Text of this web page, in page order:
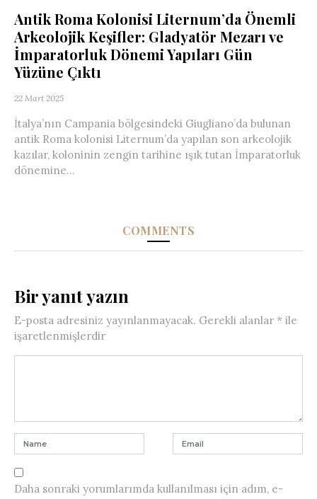
Antik Roma Kolonisi Liternum’da Önemli
Arkeolojik Keşifler: Gladyatör Mezarı ve
İmparatorluk Dönemi Yapıları Gün
Yüzüne Çıktı
22 Mart 2025
İtalya’nın Campania bölgesindeki Giugliano’da bulunan
antik Roma kolonisi Liternum’da yapılan son arkeolojik
kazılar, koloninin zengin tarihine ışık tutan İmparatorluk
dönemine...
COMMENTS
Bir yanıt yazın
E-posta adresiniz yayınlanmayacak. Gerekli alanlar * ile
işaretlenmişlerdir
Daha sonraki yorumlarımda kullanılması için adım, e-